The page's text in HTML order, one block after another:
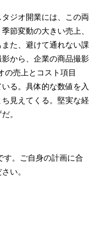
ジオ開業には、この両
節変動の大きい売上、
た、避けて通れない課
から、企業の商品撮影
の売上とコスト項目
る。具体的な数値を入
見えてくる。堅実な経
。
。ご自身の計画に合
い。